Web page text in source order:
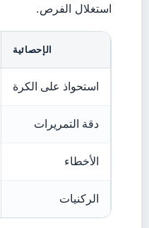
استغلال الفرص.
الإحصائية
استحواذ على الكرة
دقة التمريرات
الأخطاء
الركنيات